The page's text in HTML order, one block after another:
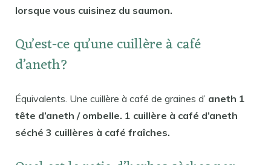
lorsque vous cuisinez du saumon.
Qu’est-ce qu’une cuillère à café
d’aneth?
Équivalents. Une cuillère à café de graines d’ aneth 1
tête d’aneth / ombelle. 1 cuillère à café d’aneth
séché 3 cuillères à café fraîches.